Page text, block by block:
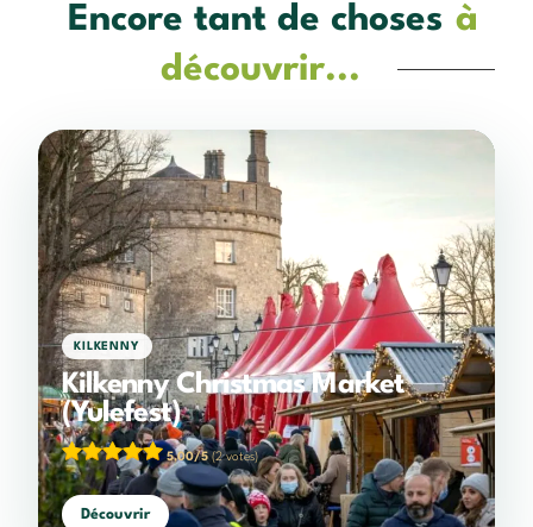
Encore tant de choses à
découvrir...
KILKENNY
Kilkenny Christmas Market
(Yulefest)
5,00/5(2 votes)
Découvrir